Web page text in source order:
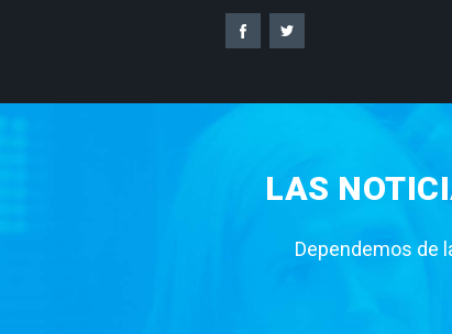
LAS
Dependemos de